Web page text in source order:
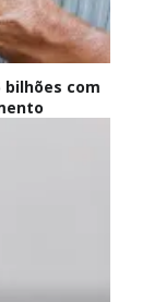
bilhões com